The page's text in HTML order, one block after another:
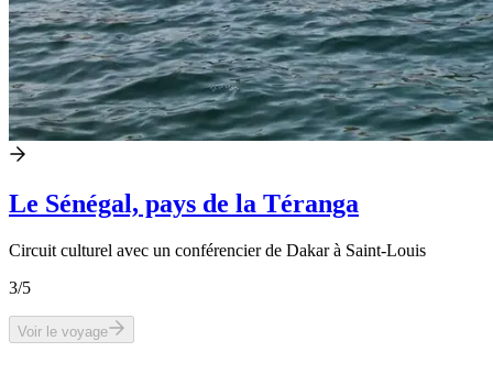
Le Sénégal, pays de la Téranga
Circuit culturel avec un conférencier de Dakar à Saint-Louis
3/5
Voir le voyage